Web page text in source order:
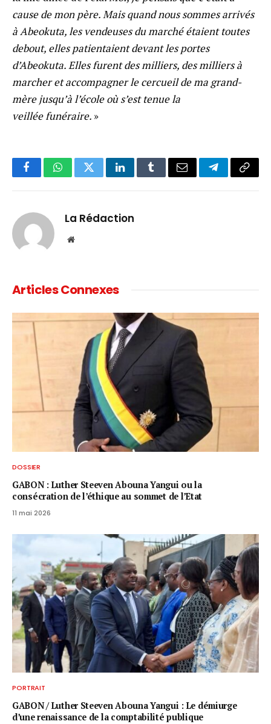
cause de mon père. Mais quand nous sommes arrivés
à Abeokuta, les vendeuses du marché étaient toutes
debout, elles patientaient devant les portes
d’Abeokuta. Elles furent des milliers, des milliers à
marcher et accompagner le cercueil de ma grand-
mère jusqu’à l’école où s’est tenue la
veillée funéraire. »
FacebookWhatsAppTwitterLinkedInTumblrEmail TelegramCopy
La Rédaction
Website
Articles Connexes
DOSSIER
GABON : Luther Steeven Abouna Yangui ou la
consécration de l’éthique au sommet de l’Etat
11 mai 2026
PORTRAIT
GABON / ​Luther Steeven Abouna Yangui : Le démiurge
d’une renaissance de la comptabilité publique